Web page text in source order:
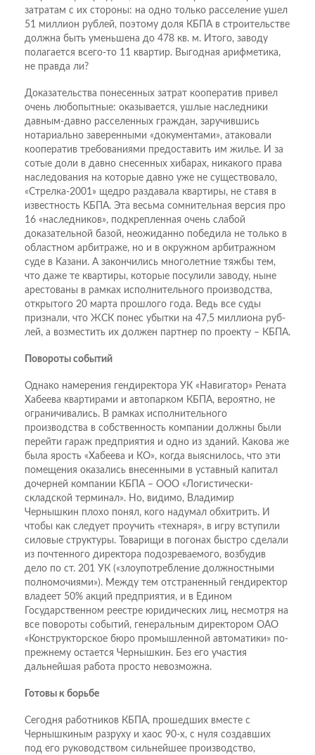
затратам с их стороны: на одно только расселение ушел
51 миллион рублей, поэтому доля КБПА в строительстве
должна быть уменьшена до 478 кв. м. Итого, заводу
полагается всего-то 11 квартир. Выгодная арифметика,
не правда ли?
Доказательства понесенных затрат кооператив привел
очень любопытные: оказывается, ушлые наследники
давным-давно расселенных граждан, заручившись
нотариально заверенными «документами», атаковали
кооператив требованиями предоставить им жилье. И за
сотые доли в давно снесенных хибарах, никакого права
наследования на которые давно уже не существовало,
«Стрелка-2001» щедро раздавала квартиры, не ставя в
известность КБПА. Эта весьма сомнительная версия про
16 «наследников», подкрепленная очень слабой
доказательной базой, неожиданно победила не только в
областном арбитраже, но и в окружном арбитражном
суде в Казани. А закончились многолетние тяжбы тем,
что даже те квартиры, которые посулили заводу, ныне
арестованы в рамках исполнительного производства,
открытого 20 марта прошлого года. Ведь все суды
признали, что ЖСК понес убытки на 47,5 миллиона руб­
лей, а возместить их должен партнер по проекту – КБПА.
Повороты событий
Однако намерения гендиректора УК «Навигатор» Рената
Хабеева квартирами и автопарком КБПА, вероятно, не
ограничивались. В рамках исполнительного
производства в собственность компании должны были
перейти гараж предприятия и одно из зданий. Какова же
была ярость «Хабеева и КО», когда выяснилось, что эти
помещения оказались внесенными в уставный капитал
дочерней компании КБПА – ООО «Логистически-
складской терминал». Но, видимо, Владимир
Чернышкин плохо понял, кого надумал обхитрить. И
чтобы как следует проучить «технаря», в игру вступили
силовые структуры. Товарищи в погонах быстро сделали
из почтенного директора подозреваемого, возбудив
дело по ст. 201 УК («злоупотребление должностными
полномочиями»). Между тем отстраненный гендиректор
владеет 50% акций предприятия, и в Едином
Государственном реестре юридических лиц, несмотря на
все повороты событий, генеральным директором ОАО
«Конструкторское бюро промышленной автоматики» по-
прежнему остается Чернышкин. Без его участия
дальнейшая работа просто невозможна.
Готовы к борьбе
Сегодня работников КБПА, прошедших вместе с
Чернышкиным разруху и хаос 90-х, с нуля создавших
под его руководством сильнейшее производство,